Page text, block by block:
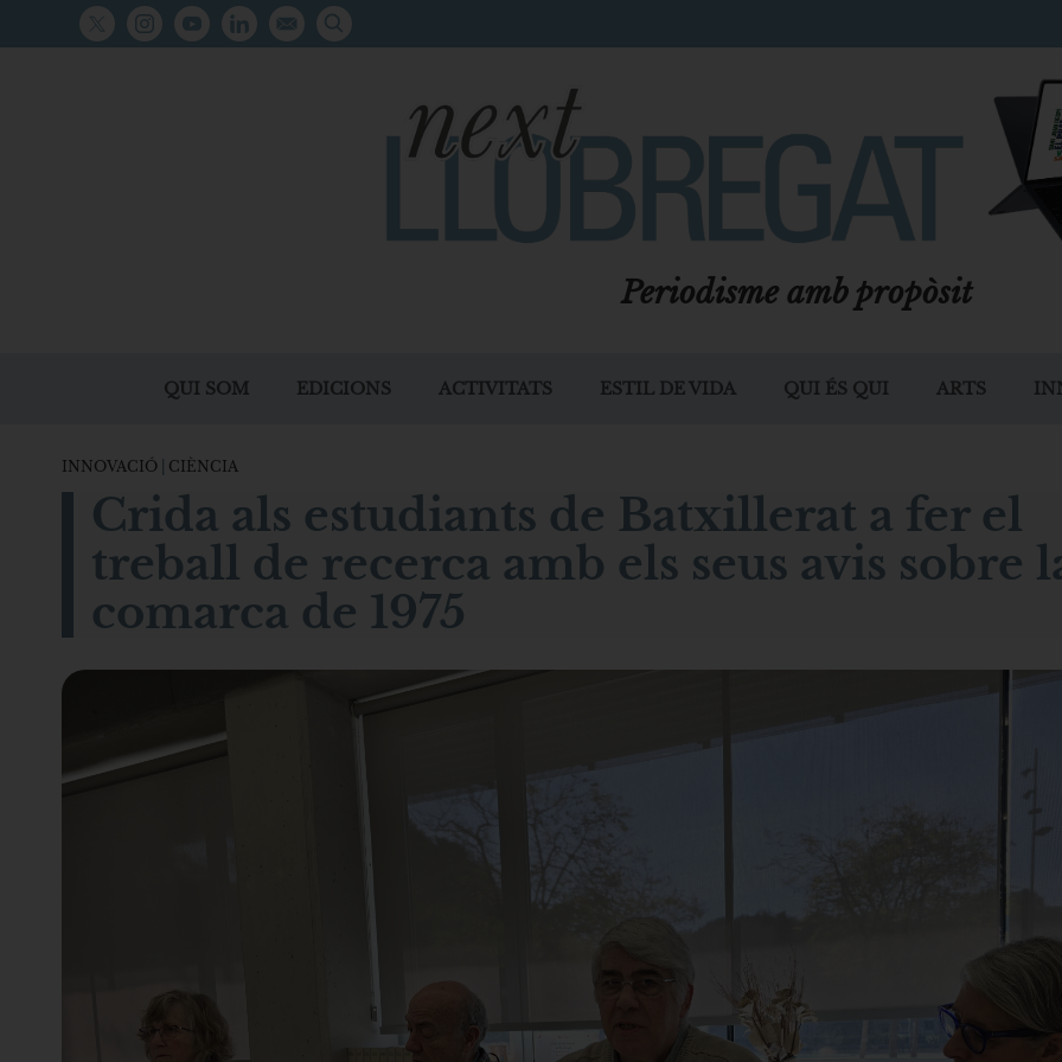
Periodisme amb propòsit
QUI SOM EDICIONS ACTIVITATS ESTIL DE VIDA QUI ÉS QUI ARTS
INNOVACIÓ CIÈNCIA
Crida als estudiants de Batxillerat a fer el
treball de recerca amb els seus avis sobre
comarca de 1975